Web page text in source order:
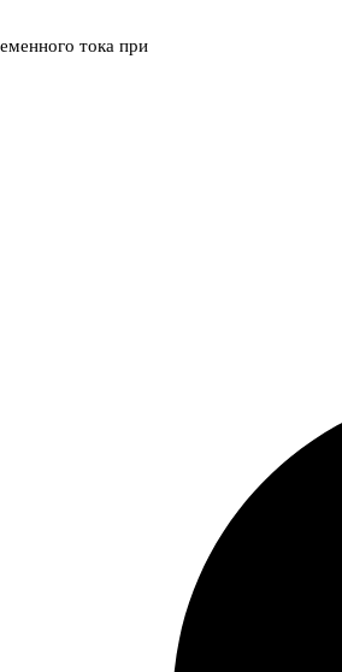
тока при